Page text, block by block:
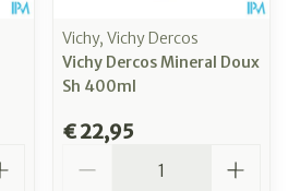
Vichy, Vichy Dercos
Vichy Dercos Mineral Doux
Sh 400ml
€ 22,95